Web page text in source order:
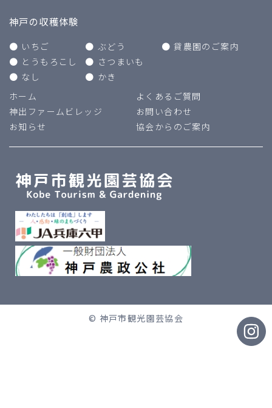
神戸の収穫体験
いちご
とうもろこし
なし
ぶどう
さつまいも
かき
貸農園のご案内
ホーム
神出ファームビレッジ
お知らせ
よくあるご質問
お問い合わせ
協会からのご案内
© 神戸市観光園芸協会